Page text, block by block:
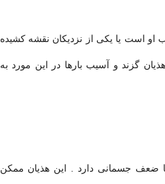
او است یا یکی از نزدیکان نقشه کشیده
گزند و آسیب بارها در این مورد به
ضعف جسمانی دارد . این هذیان ممکن